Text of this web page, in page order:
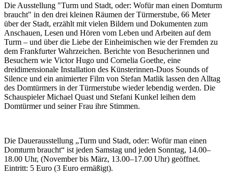
Die Ausstellung "Turm und Stadt, oder: Wofür man einen Domturm
braucht" in den drei kleinen Räumen der Türmerstube, 66 Meter
über der Stadt, erzählt mit vielen Bildern und Dokumenten zum
Anschauen, Lesen und Hören vom Leben und Arbeiten auf dem
Turm – und über die Liebe der Einheimischen wie der Fremden zu
dem Frankfurter Wahrzeichen. Berichte von Besucherinnen und
Besuchern wie Victor Hugo und Cornelia Goethe, eine
dreidimensionale Installation des Künsterinnen-Duos Sounds of
Silence und ein animierter Film von Stefan Matlik lassen den Alltag
des Domtürmers in der Türmerstube wieder lebendig werden. Die
Schauspieler Michael Quast und Stefani Kunkel leihen dem
Domtürmer und seiner Frau ihre Stimmen.
Die Dauerausstellung „Turm und Stadt, oder: Wofür man einen
Domturm braucht“ ist jeden Samstag und jeden Sonntag, 14.00–
18.00 Uhr, (November bis März, 13.00–17.00 Uhr) geöffnet.
Eintritt: 5 Euro (3 Euro ermäßigt).